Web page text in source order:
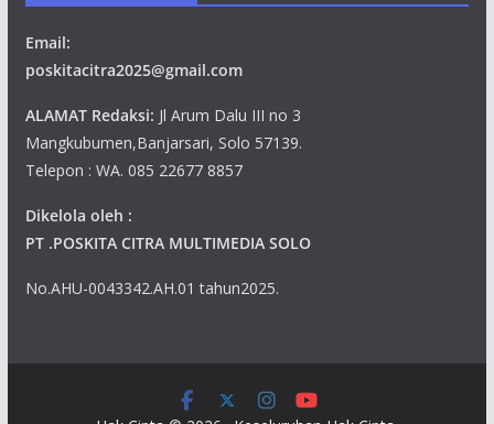
Email:
poskitacitra2025@gmail.com
ALAMAT Redaksi: Jl Arum Dalu III no 3
Mangkubumen,Banjarsari, Solo 57139.
Telepon : WA. 085 22677 8857
Dikelola oleh :
PT .POSKITA CITRA MULTIMEDIA SOLO
No.AHU-0043342.AH.01 tahun2025.